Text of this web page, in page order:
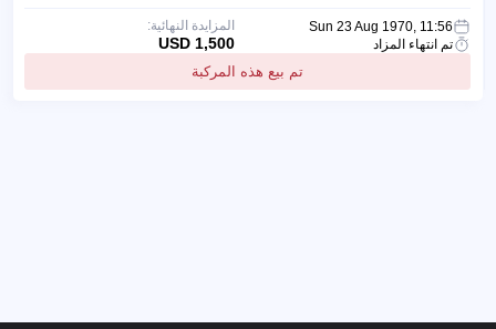
Sun 23 Aug 1970, 11:56
تم انتهاء المزاد
تم بيع هذه المركبة
المزايدة النهائية:
1,500 USD